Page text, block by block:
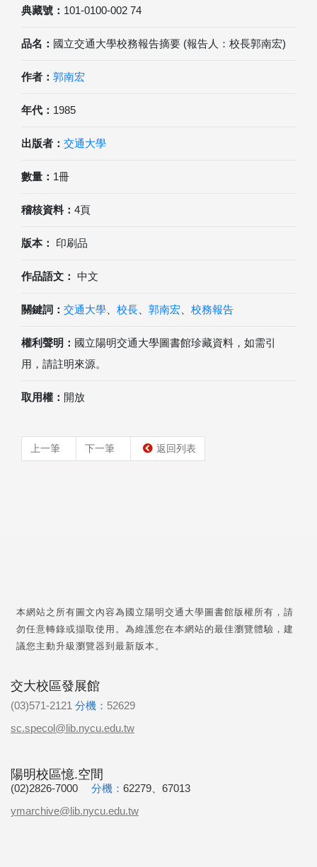
典藏號： 101-0100-002 74
品名： 國立交通大學校務報告摘要 (報告人：校長郭南宏)
作者： 郭南宏
年代： 1985
出版者： 交通大學
數量： 1冊
稽核資料： 4頁
版本： 印刷品
作品語文： 中文
關鍵詞： 交通大學 校長 郭南宏 校務報告
權利聲明： 國立陽明交通大學圖書館珍藏資料，如需引
用，請註明來源。
取用權： 開放
上一筆 下一筆 返回列表
本網站之所有圖文內容為國立陽明交通大學圖書館版權所有，請
勿任意轉錄或擷取使用。為維護您在本網站的最佳瀏覽體驗，建
議您主動升級瀏覽器到最新版本。
交大校區發展館
(03)571-2121 分機： 52629
sc.specol@lib.nycu.edu.tw
陽明校區憶.空間
(02)2826-7000 分機： 62279、67013
ymarchive@lib.nycu.edu.tw